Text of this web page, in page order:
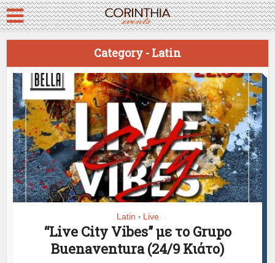
Category - Latin
Latin • Live
“Live City Vibes” με το Grupo
Buenaventura (24/9 Κιάτο)